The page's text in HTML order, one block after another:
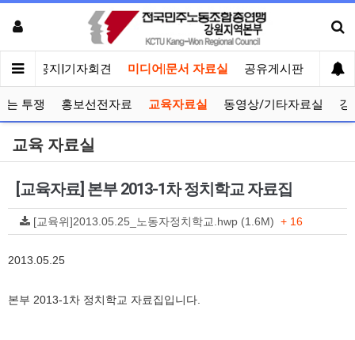
인 공지|기자회견 미디어|문서 자료실 공유게시판 선거
는 투쟁 홍보선전자료 교육자료실 동영상/기타자료실 강
교육 자료실
[교육자료] 본부 2013-1차 정치학교 자료집
[교육위]2013.05.25_노동자정치학교.hwp (1.6M) + 16
2013.05.25
본부 2013-1차 정치학교 자료집입니다.